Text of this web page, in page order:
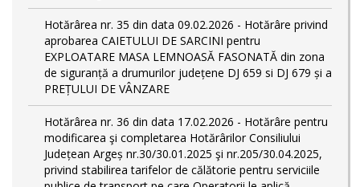
Hotărârea nr. 35 din data 09.02.2026 - Hotărâre privind
aprobarea CAIETULUI DE SARCINI pentru
EXPLOATARE MASA LEMNOASĂ FASONATĂ din zona
de siguranță a drumurilor județene DJ 659 si DJ 679 și a
PREȚULUI DE VÂNZARE
Hotărârea nr. 36 din data 17.02.2026 - Hotărâre pentru
modificarea şi completarea Hotărârilor Consiliului
Județean Argeș nr.30/30.01.2025 şi nr.205/30.04.2025,
privind stabilirea tarifelor de călătorie pentru serviciile